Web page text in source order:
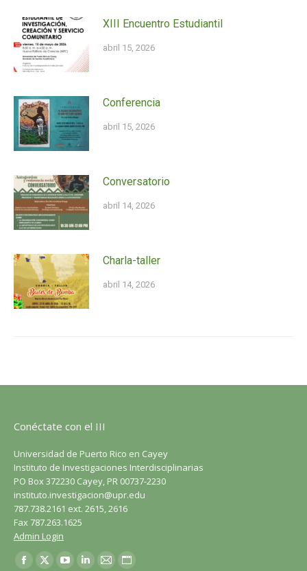
XIII Encuentro Estudiantil
abril 15, 2026
Conferencia
abril 15, 2026
Conversatorio
abril 14, 2026
Charla-taller
abril 14, 2026
Conéctate con el III
Universidad de Puerto Rico en Cayey
Instituto de Investigaciones Interdisciplinarias
PO Box 372230 Cayey, PR 00737-2230
instituto.investigacion@upr.edu
787.738.2161 ext. 2615, 2616
Fax 787.263.1625
Admin Login
Encuéntranos en:
Facebook
X YouTubeLinkedInCorreoSitio